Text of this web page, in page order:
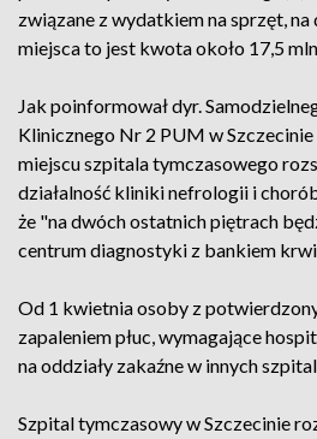
związane z wydatkiem na sprzęt, na
miejsca to jest kwota około 17,5 mln
Jak poinformował dyr.
Klinicznego Nr 2 PUM w
miejscu szpitala tymczasowego
działalność kliniki nefrologii i
że "na dwóch ostatnich piętrach
centrum diagnostyki z bankiem
Od 1 kwietnia osoby z
zapaleniem płuc, wymagające
na oddziały zakaźne w innych
Szpital tymczasowy w Szczecinie